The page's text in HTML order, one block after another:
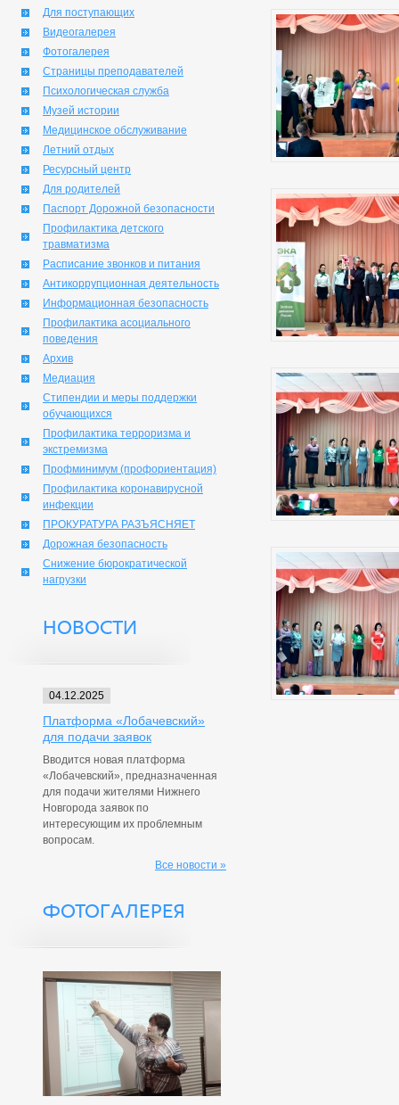
Для поступающих
Видеогалерея
Фотогалерея
Страницы преподавателей
Психологическая служба
Музей истории
Медицинское обслуживание
Летний отдых
Ресурсный центр
Для родителей
Паспорт Дорожной безопасности
Профилактика детского
травматизма
Расписание звонков и питания
Антикоррупционная деятельность
Информационная безопасность
Профилактика асоциального
поведения
Архив
Медиация
Стипендии и меры поддержки
обучающихся
Профилактика терроризма и
экстремизма
Профминимум (профориентация)
Профилактика коронавирусной
инфекции
ПРОКУРАТУРА РАЗЪЯСНЯЕТ
Дорожная безопасность
Снижение бюрократической
нагрузки
НОВОСТИ
04.12.2025
Платформа «Лобачевский»
для подачи заявок
Вводится новая платформа
«Лобачевский», предназначенная
для подачи жителями Нижнего
Новгорода заявок по
интересующим их проблемным
вопросам.
Все новости »
ФОТОГАЛЕРЕЯ